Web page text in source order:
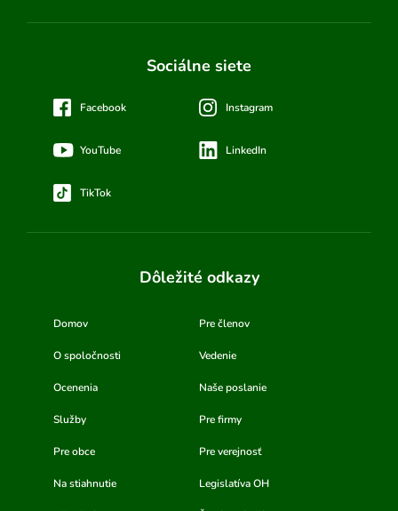
Sociálne siete
Facebook Instagram
YouTube LinkedIn
TikTok
Dôležité odkazy
Domov Pre členov
O spoločnosti Vedenie
Ocenenia Naše poslanie
Služby Pre firmy
Pre obce Pre verejnosť
Na stiahnutie Legislatíva OH